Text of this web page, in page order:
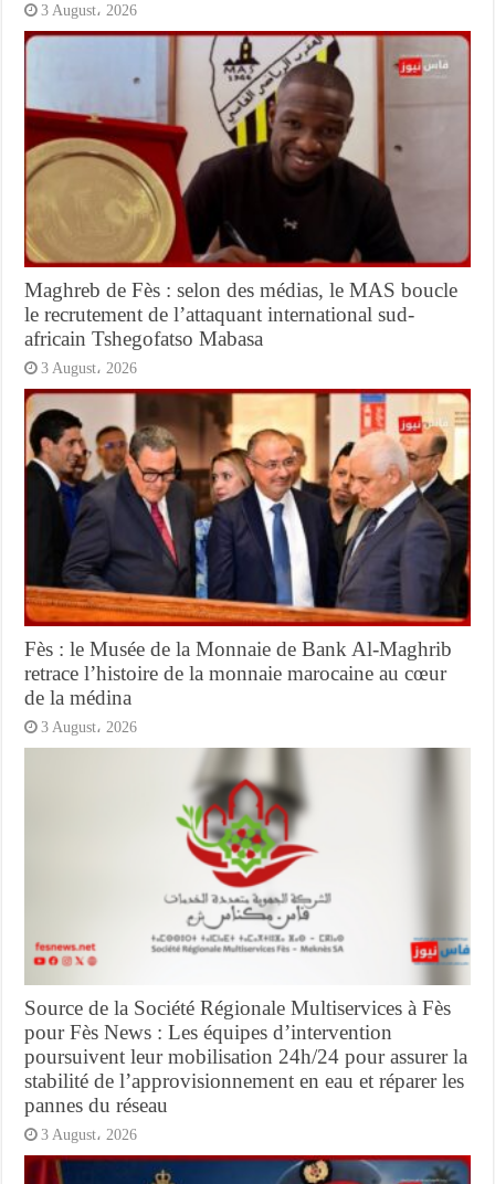
3 August، 2026
Maghreb de Fès : selon des médias, le MAS boucle
le recrutement de l’attaquant international sud-
africain Tshegofatso Mabasa
3 August، 2026
Fès : le Musée de la Monnaie de Bank Al-Maghrib
retrace l’histoire de la monnaie marocaine au cœur
de la médina
3 August، 2026
Source de la Société Régionale Multiservices à Fès
pour Fès News : Les équipes d’intervention
poursuivent leur mobilisation 24h/24 pour assurer la
stabilité de l’approvisionnement en eau et réparer les
pannes du réseau
3 August، 2026